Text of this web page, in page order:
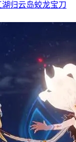
归云岛蛟龙宝刀